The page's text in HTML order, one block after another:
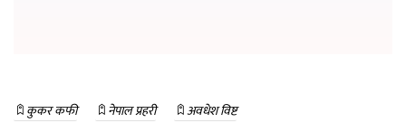
कुकर कफी नेपाल प्रहरी अवधेश विष्ट